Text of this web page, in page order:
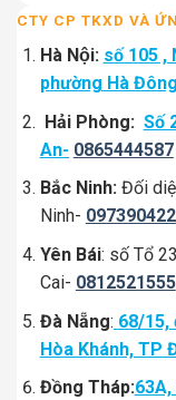
CTY CP TKXD VÀ
Hà Nội: số 105 ,
phường Hà Đông
Hải Phòng: Số
An- 0865444587
Bắc Ninh: Đối
Ninh-
Yên Bái: số Tổ
Cai- 0812521555
Đà Nẵng: 68/15,
Hòa Khánh, TP
Đồng Tháp:63A,